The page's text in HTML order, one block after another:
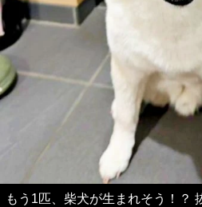
もう1匹、柴犬が生まれそう！？